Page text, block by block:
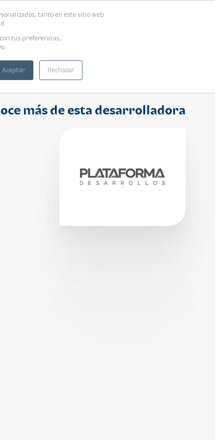
tanto en este sitio web
tus preferencias,
Aceptar Rechazar
más de esta desarrolladora
tu vivienda ideal